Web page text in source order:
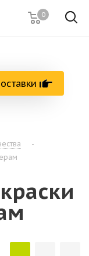
0
-